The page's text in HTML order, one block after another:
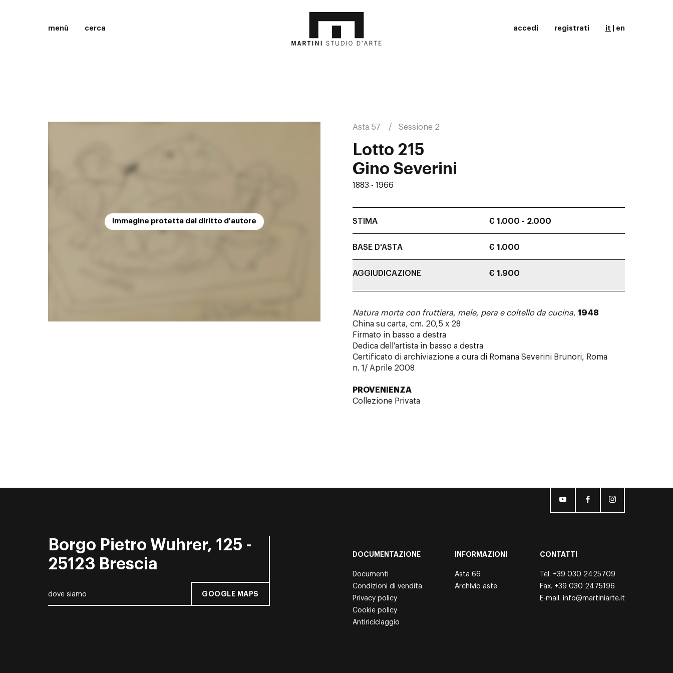
menù cerca accedi registrati it en
Immagine protetta dal diritto d'autore
Asta 57 Sessione 2
Lotto 215
Gino Severini
1883 - 1966
STIMA € 1.000 - 2.000
BASE D'ASTA € 1.000
AGGIUDICAZIONE € 1.900
Natura morta con fruttiera, mele, pera e coltello da cucina, 1948
China su carta, cm. 20,5 x 28
Firmato in basso a destra
Dedica dell'artista in basso a destra
Certificato di archiviazione a cura di Romana Severini Brunori, Roma
n. 1/ Aprile 2008
PROVENIENZA
Collezione Privata
Borgo Pietro Wuhrer, 125 -
25123 Brescia
dove siamo GOOGLE MAPS
DOCUMENTAZIONE
Documenti
Condizioni di vendita
Privacy policy
Cookie policy
Antiriciclaggio
INFORMAZIONI
Asta 66
Archivio aste
CONTATTI
Tel. +39 030 2425709
Fax. +39 030 2475196
E-mail. info@martiniarte.it